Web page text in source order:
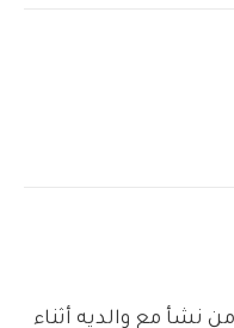
نشأ مع والديه أثناء